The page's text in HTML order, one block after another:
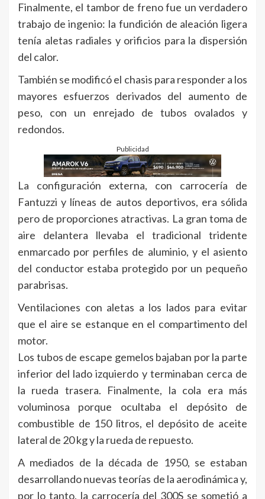
Finalmente, el tambor de freno fue un verdadero
trabajo de ingenio: la fundición de aleación ligera
tenía aletas radiales y orificios para la dispersión
del calor.
También se modificó el chasis para responder a los
mayores esfuerzos derivados del aumento de
peso, con un enrejado de tubos ovalados y
redondos.
Publicidad
La configuración externa, con carrocería de
Fantuzzi y líneas de autos deportivos, era sólida
pero de proporciones atractivas. La gran toma de
aire delantera llevaba el tradicional tridente
enmarcado por perfiles de aluminio, y el asiento
del conductor estaba protegido por un pequeño
parabrisas.
Ventilaciones con aletas a los lados para evitar
que el aire se estanque en el compartimento del
motor.
Los tubos de escape gemelos bajaban por la parte
inferior del lado izquierdo y terminaban cerca de
la rueda trasera. Finalmente, la cola era más
voluminosa porque ocultaba el depósito de
combustible de 150 litros, el depósito de aceite
lateral de 20 kg y la rueda de repuesto.
A mediados de la década de 1950, se estaban
desarrollando nuevas teorías de la aerodinámica y,
por lo tanto, la carrocería del 300S se sometió a